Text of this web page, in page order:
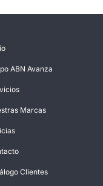
ABN Avanza
Marcas
Clientes